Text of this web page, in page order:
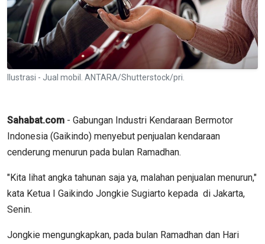
Ilustrasi - Jual mobil. ANTARA/Shutterstock/pri.
Sahabat.com - Gabungan Industri Kendaraan Bermotor
Indonesia (Gaikindo) menyebut penjualan kendaraan
cenderung menurun pada bulan Ramadhan.
"Kita lihat angka tahunan saja ya, malahan penjualan menurun,"
kata Ketua I Gaikindo Jongkie Sugiarto kepada di Jakarta,
Senin.
Jongkie mengungkapkan, pada bulan Ramadhan dan Hari